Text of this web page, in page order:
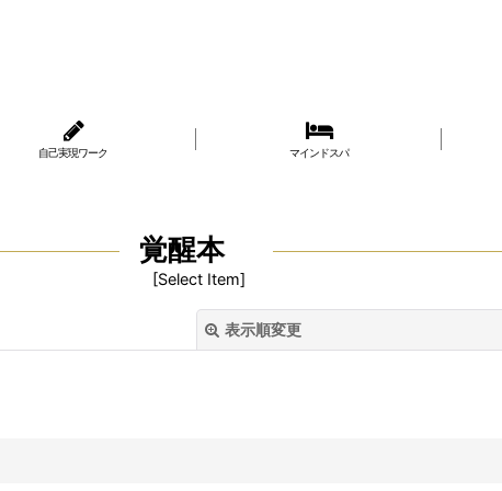
自己実現ワーク マインドスパ
覚醒本
[Select Item]
表示順変更